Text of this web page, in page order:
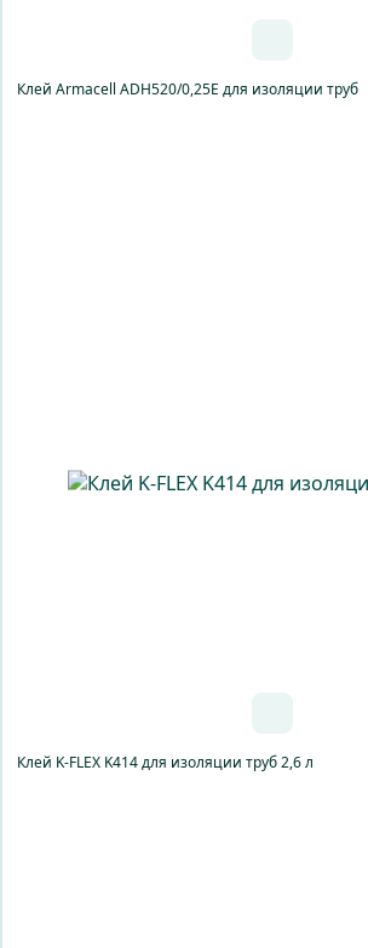
Клей Armacell ADH520/0,25E для изоляции труб
Клей K-FLEX K414 для изоляции труб 2,6 л